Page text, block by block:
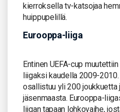
kierroksella tv-katsojaa
huippupelillä.
Eurooppa-liiga
Entinen UEFA-cup
liigaksi kaudella 2009-
osallistuu yli 200 joukkuetta
jäsenmaasta. Eurooppa-
liigan tapaan lohkovaihe,